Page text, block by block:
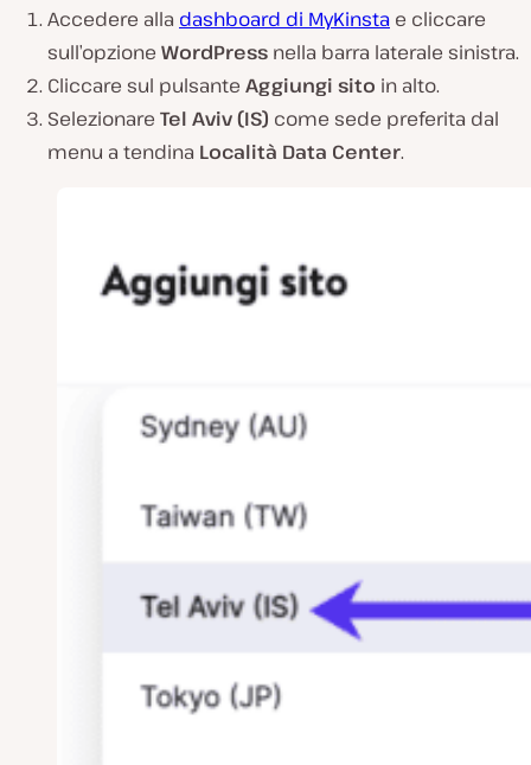
Accedere alla dashboard di MyKinsta e cliccare
sull’opzione WordPress nella barra laterale sinistra.
Cliccare sul pulsante Aggiungi sito in alto.
Selezionare Tel Aviv (IS) come sede preferita dal
menu a tendina Località Data Center.